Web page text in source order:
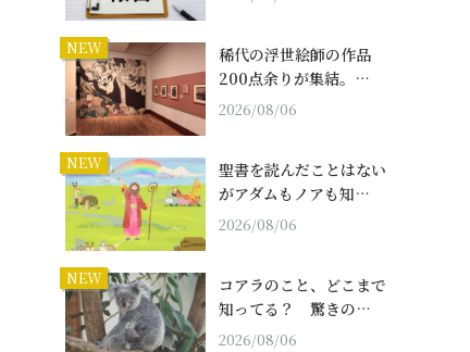
NEW
稀代の浮世絵師の作品
200点余りが集結。…
2026/08/06
NEW
聖書を読んだことはない
がアダムもノアも知…
2026/08/06
NEW
コアラのこと、どこまで
知ってる？ 驚きの…
2026/08/06